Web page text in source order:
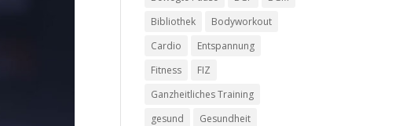
Bibliothek
Bodyworkout
Cardio
Entspannung
Fitness
FIZ
Ganzheitliches Training
gesund
Gesundheit